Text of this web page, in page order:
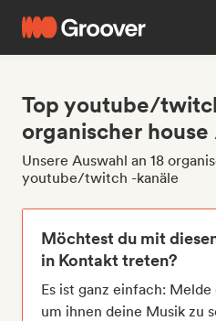
Top youtube/
organischer
Unsere Auswahl an 18
youtube/twitch -kanäle
Möchtest du mit
in Kontakt treten?
Es ist ganz einfach:
um ihnen deine Musik zu